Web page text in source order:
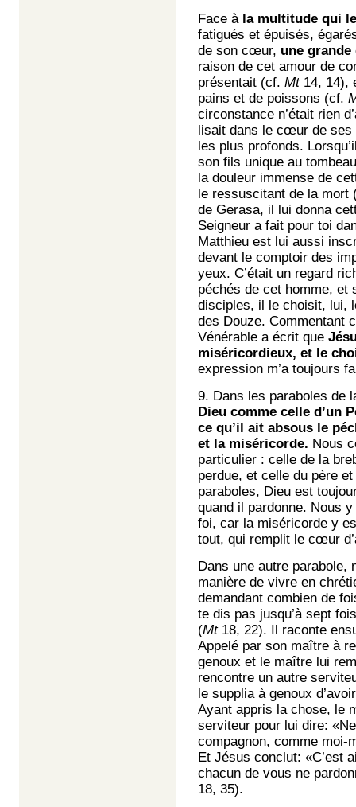
Face à la multitude qui
fatigués et épuisés,
de son cœur, une
raison de cet amour de
présentait (cf. Mt14, 14),
pains et de poissons (cf.
circonstance n’était rien
lisait dans le cœur de ses
les plus profonds.
son fils unique au
la douleur immense de
le ressuscitant de la
de Gerasa, il lui donna
Seigneur a fait pour toi
Matthieu est lui aussi
devant le comptoir des
yeux. C’était un regard
péchés de cet homme, et
disciples, il le choisit, lui,
des Douze. Commentant
Vénérable a écrit que
miséricordieux, et le
expression m’a toujours
9. Dans les paraboles de
Dieu comme celle d’un
ce qu’il ait absous le
et la miséricorde. Nous
particulier : celle de la
perdue, et celle du père
paraboles, Dieu est
quand il pardonne. Nous
foi, car la miséricorde y
tout, qui remplit le cœur
Dans une autre parabole,
manière de vivre en
demandant combien de
te dis pas jusqu’à sept
(Mt18, 22). Il raconte
Appelé par son maître à
genoux et le maître lui
rencontre un autre
le supplia à genoux
Ayant appris la chose, le
serviteur pour lui dire:
compagnon, comme moi-
Et Jésus conclut: «C’est
chacun de vous ne
18, 35).